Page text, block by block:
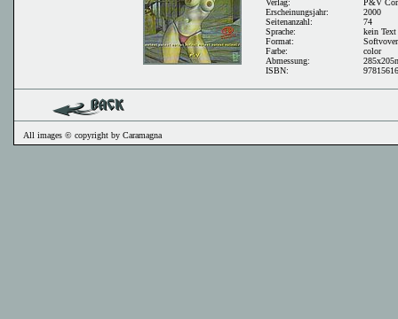
Verlag:
Erscheinungsjahr:
Seitenanzahl:
Sprache:
Format:
Farbe:
Abmessung:
ISBN:
P&V
2000
74
kein Text
Softvover
color
All images © copyright by Caramagna